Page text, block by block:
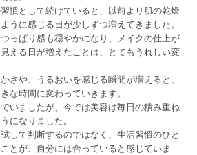
慣として続けていると、以前より肌の乾燥
うに感じる日が少しずつ増えてきました。
っぱり感も穏やかになり、メイクの仕上が
える日が増えたことは、とてもうれしい変
さや、うるおいを感じる瞬間が増えると、
な時間に変わっていきます。
いましたが、今では美容は毎日の積み重ね
になりました。
して判断するのではなく、生活習慣のひと
とが、自分には合っていると感じていま